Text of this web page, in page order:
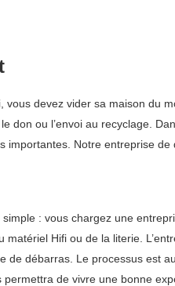
devez vider sa maison
don ou l’envoi au recyclage.
Notre entreprise
: vous chargez une
Hifi ou de la literie.
de débarras. Le processus est
permettra de vivre une bonne